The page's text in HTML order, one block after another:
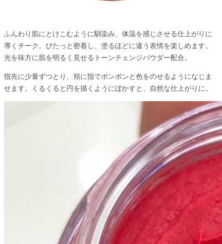
ふんわり肌にとけこむように馴染み、体温を感じさせる仕上がりに
導くチーク。ぴたっと密着し、塗るほどに違う表情を楽しめます。
光を味方に肌を明るく見せるトーンチェンジパウダー配合。
指先に少量ずつとり、頬に指でポンポンと色をのせるようになじま
せます。くるくると円を描くようにぼかすと、自然な仕上がりに。